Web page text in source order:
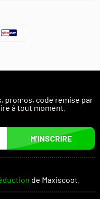
promos, code remise par
à tout moment.
M’INSCRIRE
de Maxiscoot.